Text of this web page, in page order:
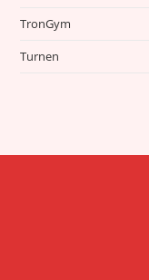
TronGym
Turnen